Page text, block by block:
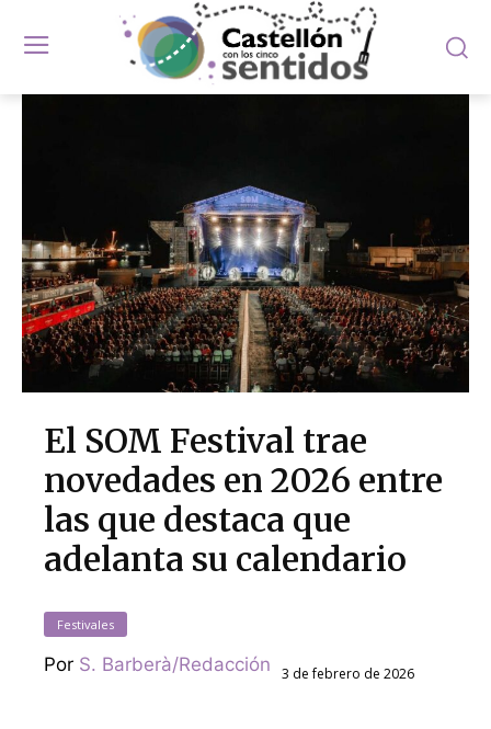
El SOM Festival trae
novedades en 2026 entre
las que destaca que
adelanta su calendario
Festivales
Por S. Barberà/Redacción 3 de febrero de 2026